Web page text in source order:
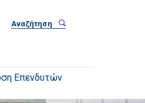
Επενδυτών